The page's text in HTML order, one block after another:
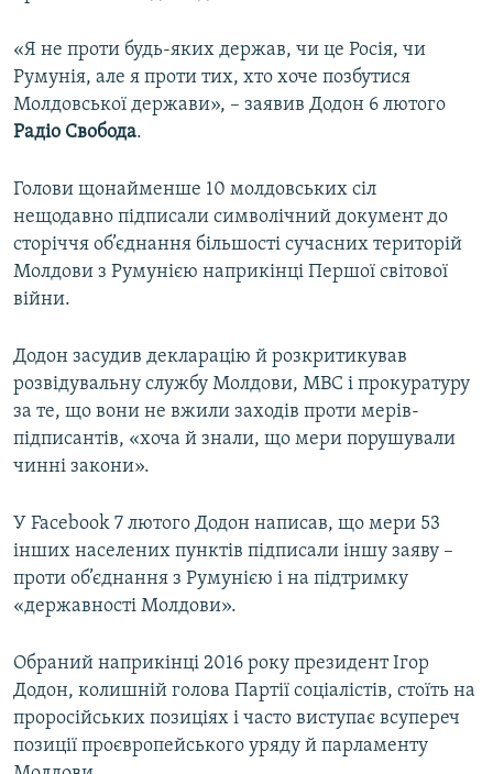
«Я не проти будь-яких держав, чи це Росія, чи
Румунія, але я проти тих, хто хоче позбутися
Молдовської держави», – заявив Додон 6 лютого
Радіо Свобода.
Голови щонайменше 10 молдовських сіл
нещодавно підписали символічний документ до
сторіччя об’єднання більшості сучасних територій
Молдови з Румунією наприкінці Першої світової
війни.
Додон засудив декларацію й розкритикував
розвідувальну службу Молдови, МВС і прокуратуру
за те, що вони не вжили заходів проти мерів-
підписантів, «хоча й знали, що мери порушували
чинні закони».
У Facebook 7 лютого Додон написав, що мери 53
інших населених пунктів підписали іншу заяву –
проти об’єднання з Румунією і на підтримку
«державності Молдови».
Обраний наприкінці 2016 року президент Ігор
Додон, колишній голова Партії соціалістів, стоїть на
проросійських позиціях і часто виступає всупереч
позиції проєвропейського уряду й парламенту